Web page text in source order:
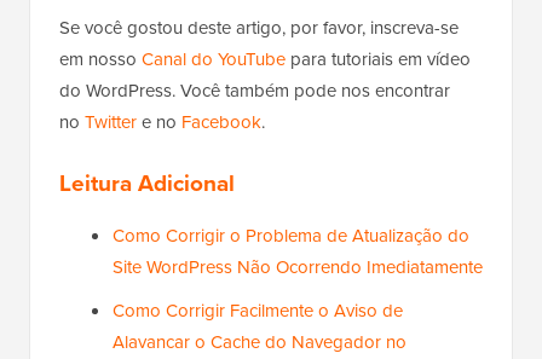
Se você gostou deste artigo, por favor, inscreva-se
em nosso Canal do YouTube para tutoriais em vídeo
do WordPress. Você também pode nos encontrar
no Twittere no Facebook.
Leitura Adicional
Como Corrigir o Problema de Atualização do
Site WordPress Não Ocorrendo Imediatamente
Como Corrigir Facilmente o Aviso de
Alavancar o Cache do Navegador no